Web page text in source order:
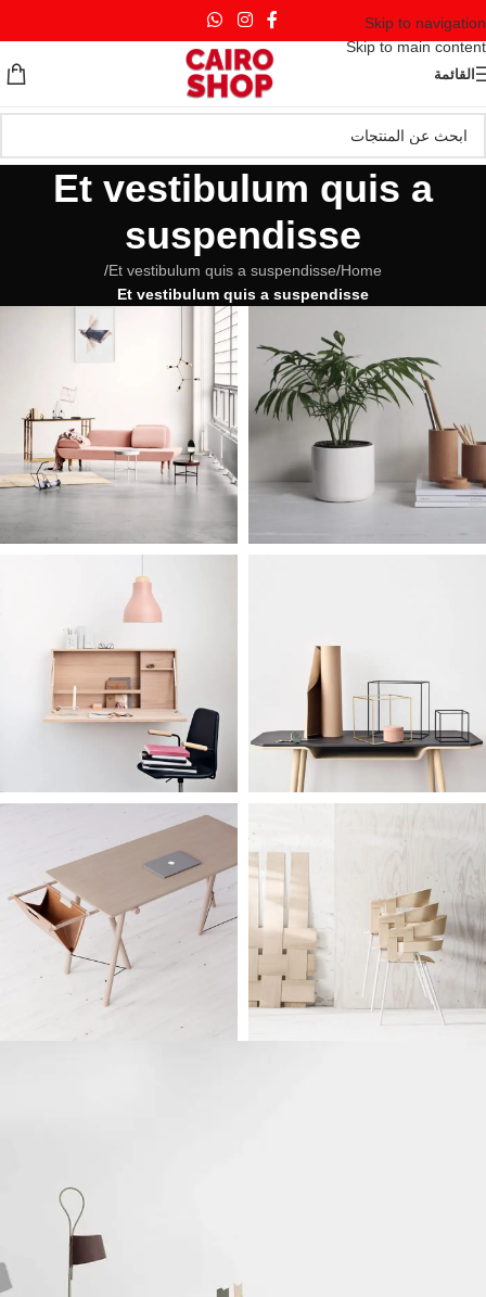
Skip to navigation
Skip to main content
القائمة
Et vestibulum quis a
suspendisse
Home
/
Et vestibulum quis a suspendisse
/
Et vestibulum quis a suspendisse